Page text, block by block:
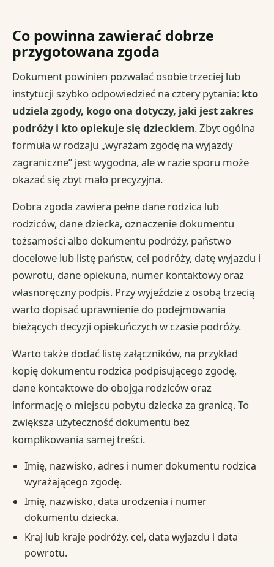
Co powinna zawierać dobrze
przygotowana zgoda
Dokument powinien pozwalać osobie trzeciej lub
instytucji szybko odpowiedzieć na cztery pytania: kto
udziela zgody, kogo ona dotyczy, jaki jest zakres
podróży i kto opiekuje się dzieckiem. Zbyt ogólna
formuła w rodzaju „wyrażam zgodę na wyjazdy
zagraniczne” jest wygodna, ale w razie sporu może
okazać się zbyt mało precyzyjna.
Dobra zgoda zawiera pełne dane rodzica lub
rodziców, dane dziecka, oznaczenie dokumentu
tożsamości albo dokumentu podróży, państwo
docelowe lub listę państw, cel podróży, datę wyjazdu i
powrotu, dane opiekuna, numer kontaktowy oraz
własnoręczny podpis. Przy wyjeździe z osobą trzecią
warto dopisać uprawnienie do podejmowania
bieżących decyzji opiekuńczych w czasie podróży.
Warto także dodać listę załączników, na przykład
kopię dokumentu rodzica podpisującego zgodę,
dane kontaktowe do obojga rodziców oraz
informację o miejscu pobytu dziecka za granicą. To
zwiększa użyteczność dokumentu bez
komplikowania samej treści.
Imię, nazwisko, adres i numer dokumentu rodzica
wyrażającego zgodę.
Imię, nazwisko, data urodzenia i numer
dokumentu dziecka.
Kraj lub kraje podróży, cel, data wyjazdu i data
powrotu.